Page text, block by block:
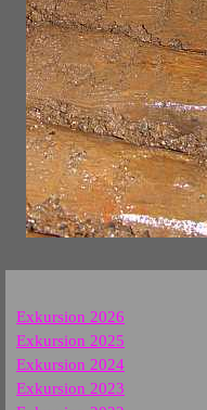
Exkursion 2026
Exkursion 2025
Exkursion 2024
Exkursion 2023